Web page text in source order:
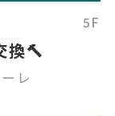
5F
換🔨
レ